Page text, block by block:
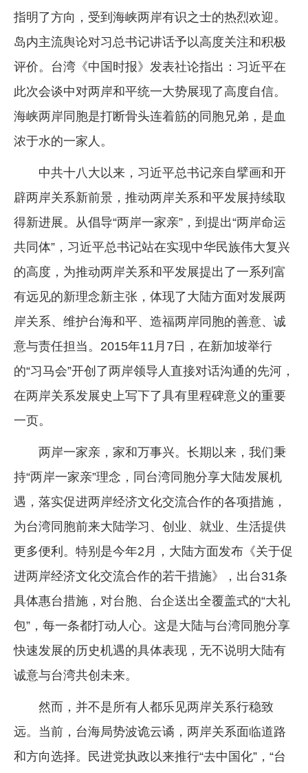
指明了方向，受到海峡两岸有识之士的热烈欢迎。
岛内主流舆论对习总书记讲话予以高度关注和积极
评价。台湾《中国时报》发表社论指出：习近平在
此次会谈中对两岸和平统一大势展现了高度自信。
海峡两岸同胞是打断骨头连着筋的同胞兄弟，是血
浓于水的一家人。
中共十八大以来，习近平总书记亲自擘画和开
辟两岸关系新前景，推动两岸关系和平发展持续取
得新进展。从倡导“两岸一家亲”，到提出“两岸命运
共同体”，习近平总书记站在实现中华民族伟大复兴
的高度，为推动两岸关系和平发展提出了一系列富
有远见的新理念新主张，体现了大陆方面对发展两
岸关系、维护台海和平、造福两岸同胞的善意、诚
意与责任担当。2015年11月7日，在新加坡举行
的“习马会”开创了两岸领导人直接对话沟通的先河，
在两岸关系发展史上写下了具有里程碑意义的重要
一页。
两岸一家亲，家和万事兴。长期以来，我们秉
持“两岸一家亲”理念，同台湾同胞分享大陆发展机
遇，落实促进两岸经济文化交流合作的各项措施，
为台湾同胞前来大陆学习、创业、就业、生活提供
更多便利。特别是今年2月，大陆方面发布《关于促
进两岸经济文化交流合作的若干措施》，出台31条
具体惠台措施，对台胞、台企送出全覆盖式的“大礼
包”，每一条都打动人心。这是大陆与台湾同胞分享
快速发展的历史机遇的具体表现，无不说明大陆有
诚意与台湾共创未来。
然而，并不是所有人都乐见两岸关系行稳致
远。当前，台海局势波诡云谲，两岸关系面临道路
和方向选择。民进党执政以来推行“去中国化”，“台